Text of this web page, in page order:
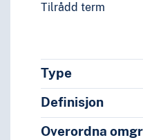
Tilrådd term
Type
Definisjon
Overordna